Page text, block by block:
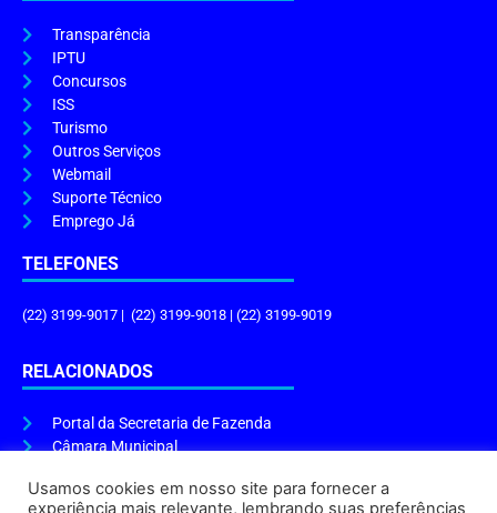
Transparência
IPTU
Concursos
ISS
Turismo
Outros Serviços
Webmail
Suporte Técnico
Emprego Já
TELEFONES
(22) 3199-9017 | (22) 3199-9018 | (22) 3199-9019
RELACIONADOS
Portal da Secretaria de Fazenda
Câmara Municipal
Usamos cookies em nosso site para fornecer a
experiência mais relevante, lembrando suas preferências